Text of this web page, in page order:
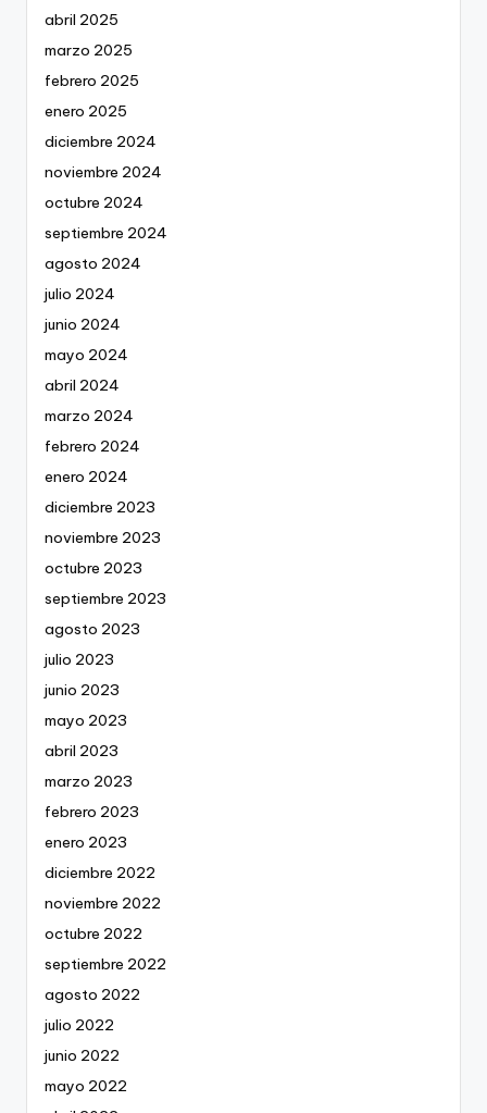
abril 2025
marzo 2025
febrero 2025
enero 2025
diciembre 2024
noviembre 2024
octubre 2024
septiembre 2024
agosto 2024
julio 2024
junio 2024
mayo 2024
abril 2024
marzo 2024
febrero 2024
enero 2024
diciembre 2023
noviembre 2023
octubre 2023
septiembre 2023
agosto 2023
julio 2023
junio 2023
mayo 2023
abril 2023
marzo 2023
febrero 2023
enero 2023
diciembre 2022
noviembre 2022
octubre 2022
septiembre 2022
agosto 2022
julio 2022
junio 2022
mayo 2022